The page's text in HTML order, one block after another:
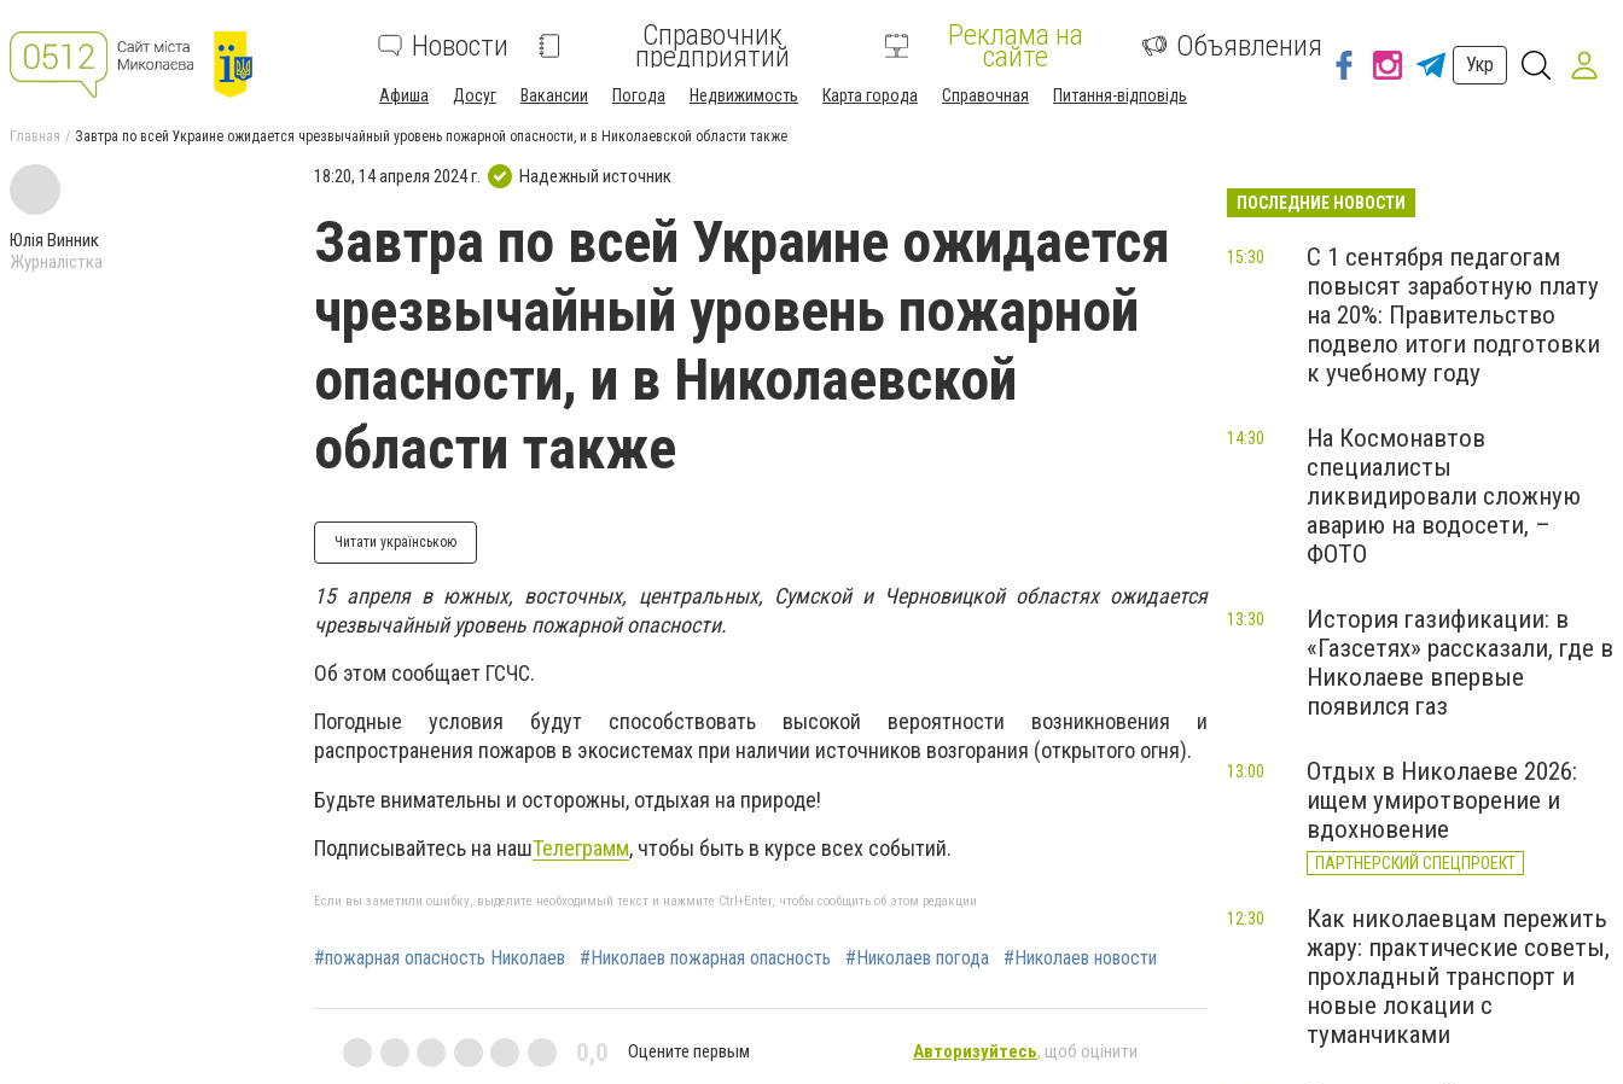
Новости Справочник
предприятий
Реклама на
сайте Объявления
Афиша Досуг Вакансии Погода Недвижимость Карта города Справочная Питання-відповідь
Укр
Главная Завтра по всей Украине ожидается чрезвычайный уровень пожарной опасности, и в Николаевской области также
Юлія Винник
Журналістка
18:20, 14 апреля 2024 г. Надежный источник
Завтра по всей Украине ожидается
чрезвычайный уровень пожарной
опасности, и в Николаевской
области также
Читати українською
15 апреля в южных, восточных, центральных, Сумской и Черновицкой областях ожидается
чрезвычайный уровень пожарной опасности.
Об этом сообщает ГСЧС.
Погодные условия будут способствовать высокой вероятности возникновения и
распространения пожаров в экосистемах при наличии источников возгорания (открытого огня).
Будьте внимательны и осторожны, отдыхая на природе!
Подписывайтесь на нашТелеграмм, чтобы быть в курсе всех событий.
Если вы заметили ошибку, выделите необходимый текст и нажмите Ctrl+Enter, чтобы сообщить об этом редакции
#пожарная опасность Николаев #Николаев пожарная опасность #Николаев погода #Николаев новости
0,0 Оцените первым Авторизуйтесь, щоб оцінити
ПОСЛЕДНИЕ НОВОСТИ
С 1 сентября педагогам
повысят заработную плату
на 20%: Правительство
подвело итоги подготовки
к учебному году
15:30
На Космонавтов
специалисты
ликвидировали сложную
аварию на водосети, –
ФОТО
14:30
История газификации: в
«Газсетях» рассказали, где в
Николаеве впервые
появился газ
13:30
Отдых в Николаеве 2026:
ищем умиротворение и
вдохновение
ПАРТНЕРСКИЙ СПЕЦПРОЕКТ
13:00
Как николаевцам пережить
жару: практические советы,
прохладный транспорт и
новые локации с
туманчиками
12:30